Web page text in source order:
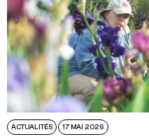
ACTUALITÉS 17 MAI 2026